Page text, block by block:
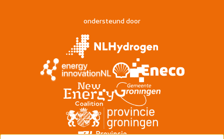
ondersteund door